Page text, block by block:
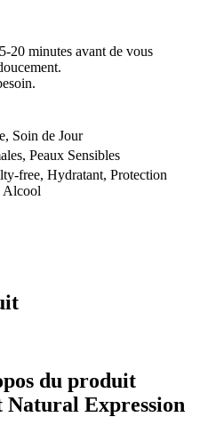
20 minutes avant de vous
Soin de Jour
Peaux Sensibles
free, Hydratant, Protection
Alcool
du produit
Expression